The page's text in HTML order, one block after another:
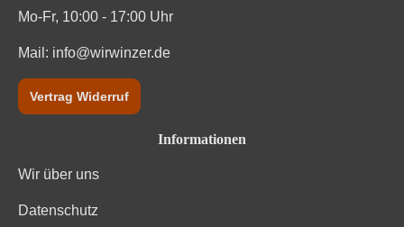
Säuregehalt in g/L
Traubenfarbe
Weinart
Durchschnittliche nährwertangaben
Mo-Fr, 10:00 - 17:00 Uhr
Mail: info@wirwinzer.de
Vertrag Widerruf
Informationen
Wir über uns
Datenschutz